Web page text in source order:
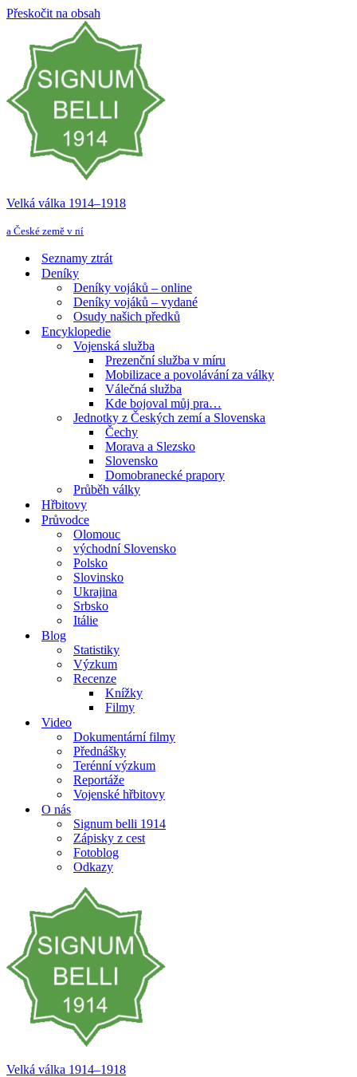
Přeskočit na obsah
Velká válka 1914–⁠⁠⁠⁠⁠⁠1918
a České země v ní
Seznamy ztrát
Deníky
Deníky vojáků – online
Deníky vojáků – vydané
Osudy našich předků
Encyklopedie
Vojenská služba
Prezenční služba v míru
Mobilizace a povolávání za války
Válečná služba
Kde bojoval můj pra…
Jednotky z Českých zemí a Slovenska
Čechy
Morava a Slezsko
Slovensko
Domobranecké prapory
Průběh války
Hřbitovy
Průvodce
Olomouc
východní Slovensko
Polsko
Slovinsko
Ukrajina
Srbsko
Itálie
Blog
Statistiky
Výzkum
Recenze
Knížky
Filmy
Video
Dokumentární filmy
Přednášky
Terénní výzkum
Reportáže
Vojenské hřbitovy
O nás
Signum belli 1914
Zápisky z cest
Fotoblog
Odkazy
Velká válka 1914–⁠⁠⁠⁠⁠⁠1918